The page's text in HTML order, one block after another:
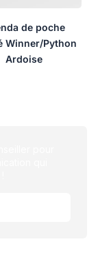
de poche
Winner/Python
Ardoise